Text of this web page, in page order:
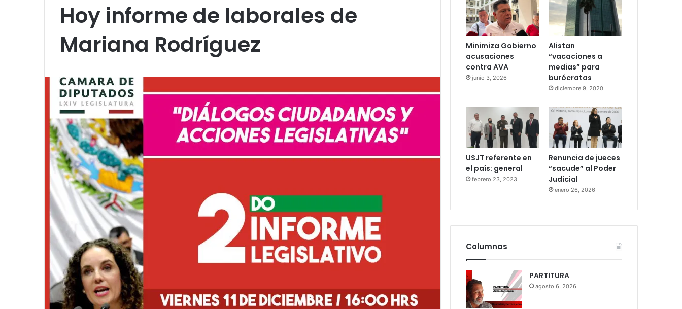
Hoy informe de laborales de
Mariana Rodríguez
Minimiza Gobierno
acusaciones
contra AVA
junio 3, 2026
Alistan
“vacaciones a
medias” para
burócratas
diciembre 9, 2020
USJT referente en
el país: general
febrero 23, 2023
Renuncia de jueces
“sacude” al Poder
Judicial
enero 26, 2026
Columnas
PARTITURA
agosto 6, 2026